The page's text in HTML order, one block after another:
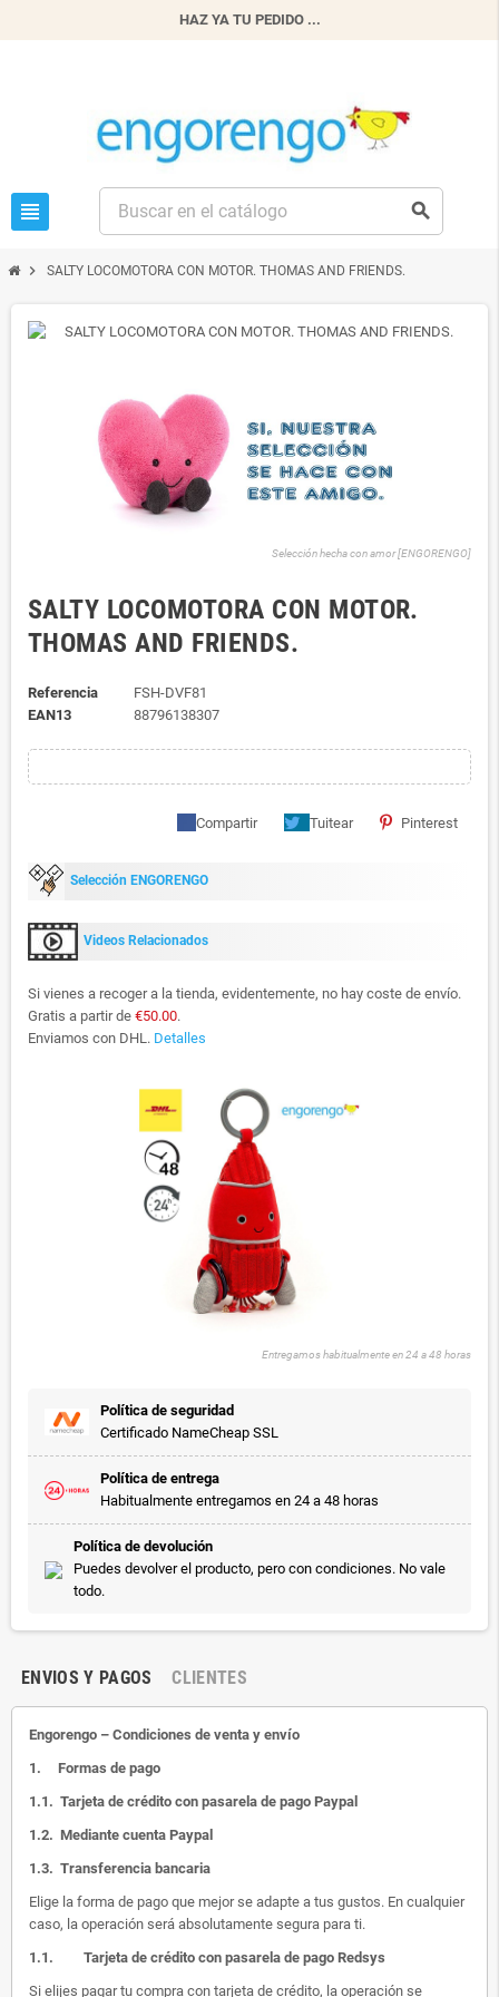
HAZ YA TU PEDIDO ...
view_headline search
chevron_right SALTY LOCOMOTORA CON MOTOR. THOMAS AND FRIENDS.
Selección hecha con amor [ENGORENGO]
SALTY LOCOMOTORA CON MOTOR.
THOMAS AND FRIENDS.
Referencia
FSH-DVF81
EAN13
88796138307
Compartir Tuitear Pinterest
Selección ENGORENGO
Videos Relacionados
Si vienes a recoger a la tienda, evidentemente, no hay coste de envío.
Gratis a partir de €50.00.
Enviamos con DHL. Detalles
Entregamos habitualmente en 24 a 48 horas
Política de seguridad
Certificado NameCheap SSL
Política de entrega
Habitualmente entregamos en 24 a 48 horas
Política de devolución
Puedes devolver el producto, pero con condiciones. No vale
todo.
ENVIOS Y PAGOS CLIENTES
Engorengo – Condiciones de venta y envío
1. Formas de pago
1.1. Tarjeta de crédito con pasarela de pago Paypal
1.2. Mediante cuenta Paypal
1.3. Transferencia bancaria
Elige la forma de pago que mejor se adapte a tus gustos. En cualquier
caso, la operación será absolutamente segura para ti.
1.1. Tarjeta de crédito con pasarela de pago Redsys
Si elijes pagar tu compra con tarjeta de crédito, la operación se